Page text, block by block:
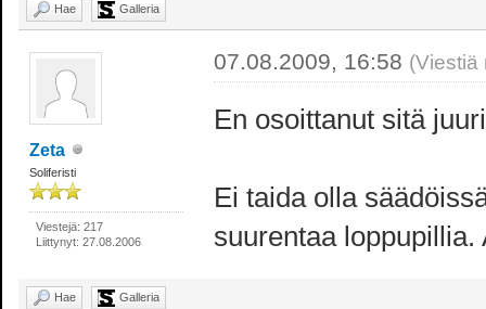
Hae Galleria
Zeta
Soliferisti
Viestejä: 217
Liittynyt: 27.08.2006
07.08.2009, 16:58 (Viestiä
En osoittanut sitä
Ei taida olla
suurentaa
Hae Galleria